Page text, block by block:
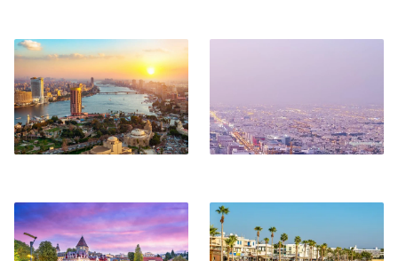
Il Cairo
Losanna Pafo